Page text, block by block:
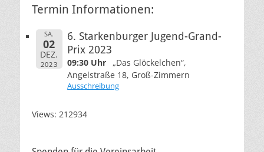
Termin Informationen:
SA.
02
DEZ.
2023
6. Starkenburger Jugend-Grand-
Prix 2023
09:30 Uhr „Das Glöckelchen“,
Angelstraße 18, Groß-Zimmern
Ausschreibung
Views: 212934